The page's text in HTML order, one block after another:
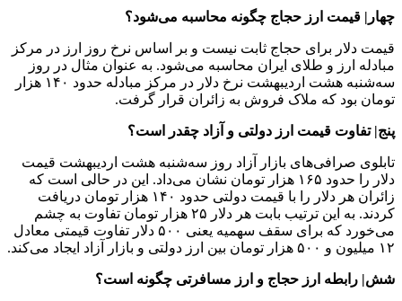
چهار| قیمت ارز حجاج چگونه محاسبه می‌شود؟
قیمت دلار برای حجاج ثابت نیست و بر اساس نرخ روز ارز در مرکز
مبادله ارز و طلای ایران محاسبه می‌شود. به عنوان مثال در روز
سه‌شنبه هشت اردیبهشت نرخ دلار در مرکز مبادله حدود ۱۴۰ هزار
تومان بود که ملاک فروش به زائران قرار گرفت.
پنج| تفاوت قیمت ارز دولتی و آزاد چقدر است؟
تابلوی صرافی‌های بازار آزاد روز سه‌شنبه هشت اردیبهشت قیمت
دلار را حدود ۱۶۵ هزار تومان نشان می‌داد. این در حالی است که
زائران هر دلار را با قیمت دولتی حدود ۱۴۰ هزار تومان دریافت
کردند. به این ترتیب بابت هر دلار ۲۵ هزار تومان تفاوت به چشم
می‌خورد که برای سقف سهمیه یعنی ۵۰۰ دلار تفاوت قیمتی معادل
۱۲ میلیون و ۵۰۰ هزار تومان بین ارز دولتی و بازار آزاد ایجاد می‌کند.
شش| رابطه ارز حجاج و ارز مسافرتی چگونه است؟